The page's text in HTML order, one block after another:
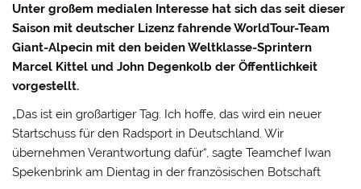
Unter großem medialen Interesse hat sich das seit dieser
Saison mit deutscher Lizenz fahrende WorldTour-Team
Giant-Alpecin mit den beiden Weltklasse-Sprintern
Marcel Kittel und John Degenkolb der Öffentlichkeit
vorgestellt.
„Das ist ein großartiger Tag. Ich hoffe, das wird ein neuer
Startschuss für den Radsport in Deutschland. Wir
übernehmen Verantwortung dafür“, sagte Teamchef Iwan
Spekenbrink am Dientag in der französischen Botschaft